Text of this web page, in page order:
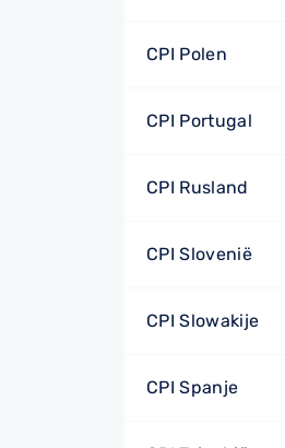
CPI Polen
CPI Portugal
CPI Rusland
CPI Slovenië
CPI Slowakije
CPI Spanje